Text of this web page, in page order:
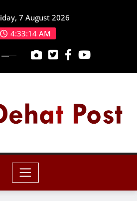
7 August 2026
4:33:16 AM